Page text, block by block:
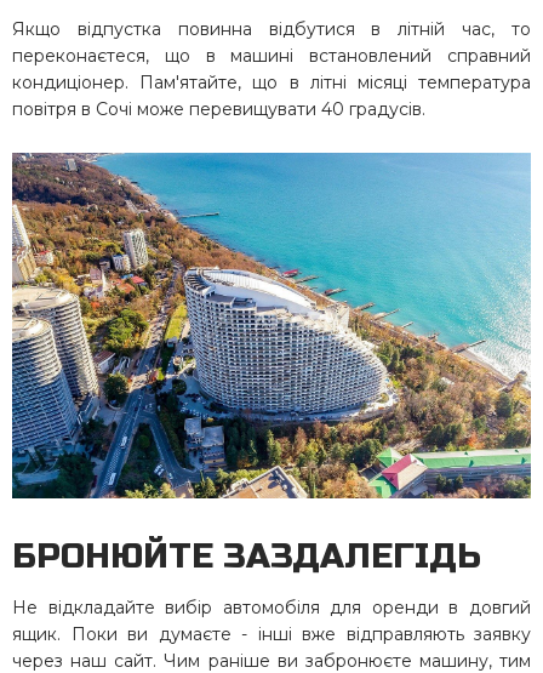
Якщо відпустка повинна відбутися в літній час, то
переконаєтеся, що в машині встановлений справний
кондиціонер. Пам'ятайте, що в літні місяці температура
повітря в Сочі може перевищувати 40 градусів.
БРОНЮЙТЕ ЗАЗДАЛЕГІДЬ
Не відкладайте вибір автомобіля для оренди в довгий
ящик. Поки ви думаєте - інші вже відправляють заявку
через наш сайт. Чим раніше ви забронюєте машину, тим